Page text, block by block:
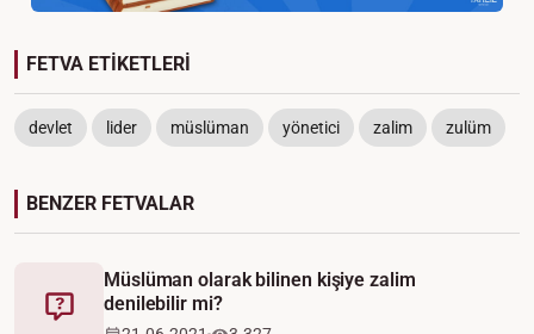
FETVA ETİKETLERİ
devlet lider müslüman yönetici zalim zulüm
BENZER FETVALAR
Fetva
Müslüman olarak bilinen kişiye zalim
denilebilir mi?